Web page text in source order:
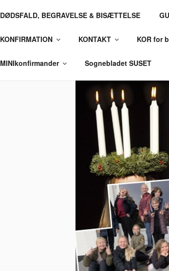
HØJMARK OG
DØDSFALD, BEGRAVELSE & BISÆTTELSE
KONFIRMATION KONTAKT KOR for
MINIkonfirmander Sognebladet SUSET